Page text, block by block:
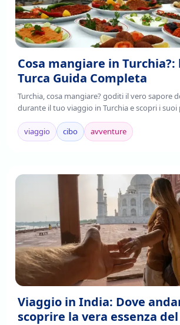
Cosa mangiare in Turchia?:
Turca Guida Completa
Turchia, cosa mangiare? goditi il vero sapore
durante il tuo viaggio in Turchia e scopri i
è il frutto della fusione di tradizioni culinarie
mediterranee e asiatiche.
viaggio cibo avventure
Viaggio in India: Dove
scoprire la vera essenza